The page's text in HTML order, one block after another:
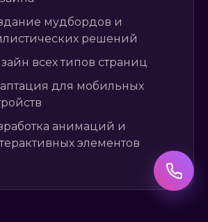
мудбордов и
решений
всех типов страниц
для мобильных
анимаций и
элементов